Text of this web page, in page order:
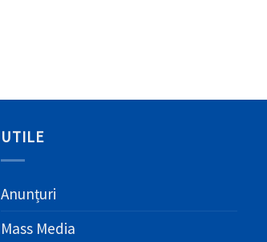
UTILE
Anunțuri
Mass Media